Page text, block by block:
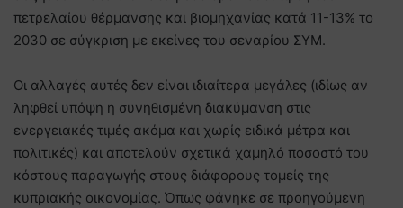
πετρελαίου θέρμανσης και βιομηχανίας κατά 11-13% το
2030 σε σύγκριση με εκείνες του σεναρίου ΣΥΜ.
Οι αλλαγές αυτές δεν είναι ιδιαίτερα μεγάλες (ιδίως αν
ληφθεί υπόψη η συνηθισμένη διακύμανση στις
ενεργειακές τιμές ακόμα και χωρίς ειδικά μέτρα και
πολιτικές) και αποτελούν σχετικά χαμηλό ποσοστό του
κόστους παραγωγής στους διάφορους τομείς της
κυπριακής οικονομίας. Όπως φάνηκε σε προηγούμενη